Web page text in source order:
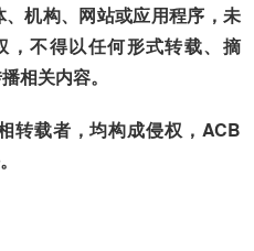
机构、网站或应用程序，未
，不得以任何形式转载、摘
相关内容。
转载者，均构成侵权，ACB